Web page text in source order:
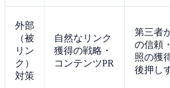
外部
（被
リン
ク）
対策
自然なリンク
獲得の戦略・
コンテンツPR
第三者
の信頼
照の獲
後押し